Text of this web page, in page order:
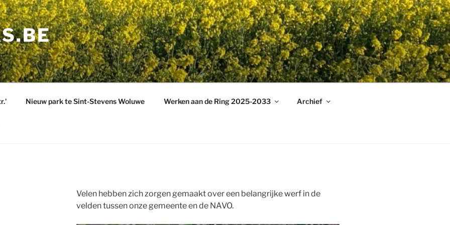
Nieuw park te Sint-Stevens Woluwe Werken aan de Ring 2025-2033 Archief
Velen hebben zich zorgen gemaakt over een belangrijke werf in de
velden tussen onze gemeente en de NAVO.